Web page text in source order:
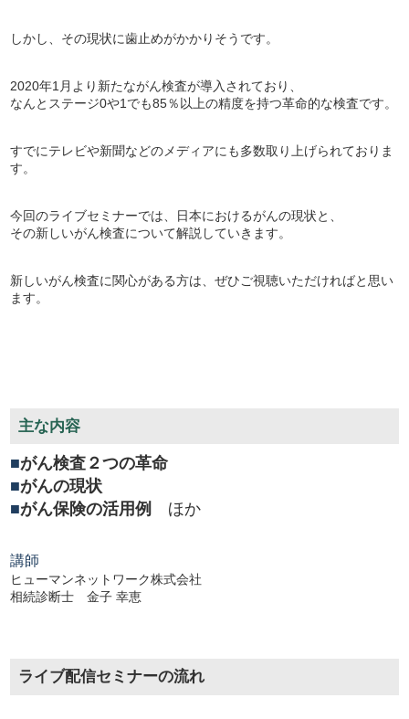
しかし、その現状に歯止めがかかりそうです。
2020年1月より新たながん検査が導入されており、
なんとステージ0や1でも85％以上の精度を持つ革命的な検査です。
すでにテレビや新聞などのメディアにも多数取り上げられておりま
す。
今回のライブセミナーでは、日本におけるがんの現状と、
その新しいがん検査について解説していきます。
新しいがん検査に関心がある方は、ぜひご視聴いただければと思い
ます。
主な内容
■がん検査２つの革命
■がんの現状
■がん保険の活用例 ほか
講師
ヒューマンネットワーク株式会社
相続診断士 金子 幸恵
ライブ配信セミナーの流れ